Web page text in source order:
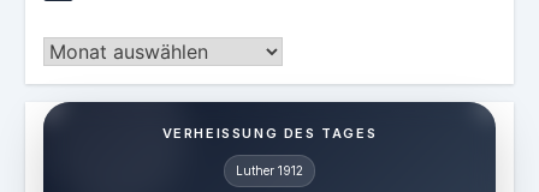
Archiv
VERHEISSUNG DES TAGES
Luther 1912